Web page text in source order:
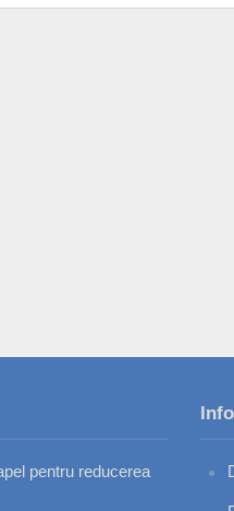
pentru reducerea
Info